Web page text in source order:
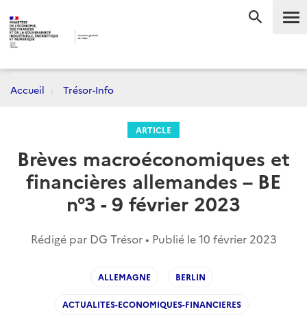
Accueil Trésor-Info
ARTICLE
Brèves macroéconomiques et
financières allemandes – BE
n°3 - 9 février 2023
Rédigé par DG Trésor • Publié le10 février 2023
ALLEMAGNE BERLIN
ACTUALITES-ECONOMIQUES-FINANCIERES